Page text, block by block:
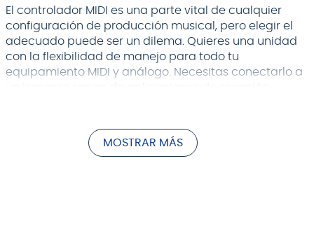
El controlador MIDI es una parte vital de cualquier
configuración de producción musical, pero elegir el
adecuado puede ser un dilema. Quieres una unidad
con la flexibilidad de manejo para todo tu
equipamiento MIDI y análogo. Necesitas conectarlo a
evento, necesitas ser capaz de trabajar en proyectos
donde sea que te llegue la inspiración. El Roland A-01K
MOSTRAR MÁS